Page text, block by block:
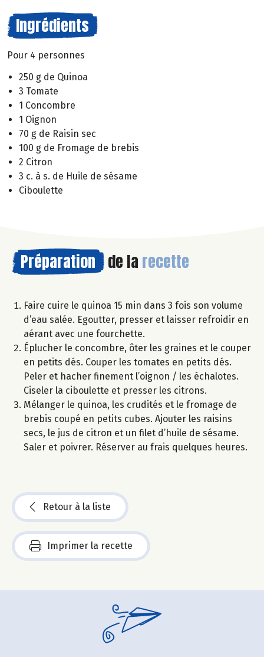
Ingrédients
Pour 4 personnes
250 g de Quinoa
3 Tomate
1 Concombre
1 Oignon
70 g de Raisin sec
100 g de Fromage de brebis
2 Citron
3 c. à s. de Huile de sésame
Ciboulette
Préparation de la recette
Faire cuire le quinoa 15 min dans 3 fois son volume
d’eau salée. Egoutter, presser et laisser refroidir en
aérant avec une fourchette.
Éplucher le concombre, ôter les graines et le couper
en petits dés. Couper les tomates en petits dés.
Peler et hacher finement l’oignon / les échalotes.
Ciseler la ciboulette et presser les citrons.
Mélanger le quinoa, les crudités et le fromage de
brebis coupé en petits cubes. Ajouter les raisins
secs, le jus de citron et un filet d’huile de sésame.
Saler et poivrer. Réserver au frais quelques heures.
Retour à la liste
Imprimer la recette